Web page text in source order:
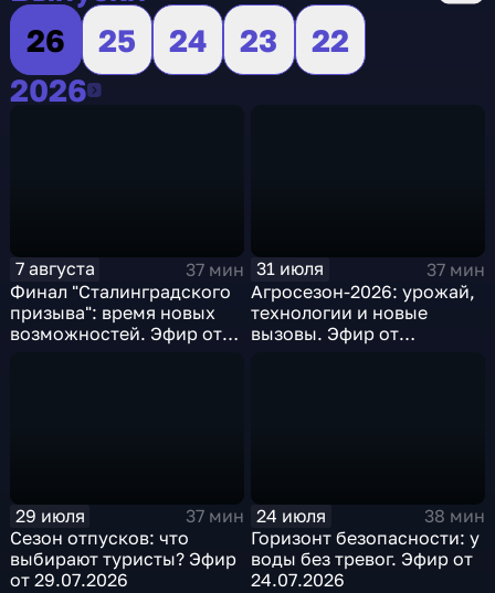
26
25 24 23
22
20262026
7 августа
37 мин
Финал "Сталинградского
призыва": время новых
возможностей. Эфир от
31 июля
37 мин
Агросезон-2026: урожай,
технологии и новые
вызовы. Эфир от
29 июля
37 мин
Сезон отпусков: что
выбирают туристы? Эфир
от 29.07.2026
24 июля
38 мин
Горизонт безопасности: у
воды без тревог. Эфир от
24.07.2026